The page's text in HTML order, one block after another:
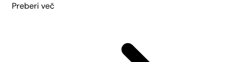
Preberi več